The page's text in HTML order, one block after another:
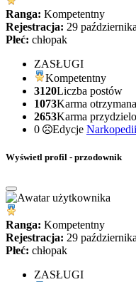
Ranga: Kompetentny
Rejestracja: 29
Płeć: chłopak
ZASŁUGI
Kompetentny
3120Liczba postów
1073Karma otrzymana
2653Karma
0
Edycje Narkopedii
Wyświetl profil - przodownik
Ranga: Kompetentny
Rejestracja: 29
Płeć: chłopak
ZASŁUGI